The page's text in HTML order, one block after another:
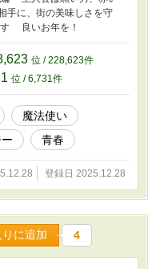
に、街の美味しさを守
良いお年を！
位 / 228,623件
位 / 6,731件
魔法使い
青春
登録日 2025.12.28
に追加 4